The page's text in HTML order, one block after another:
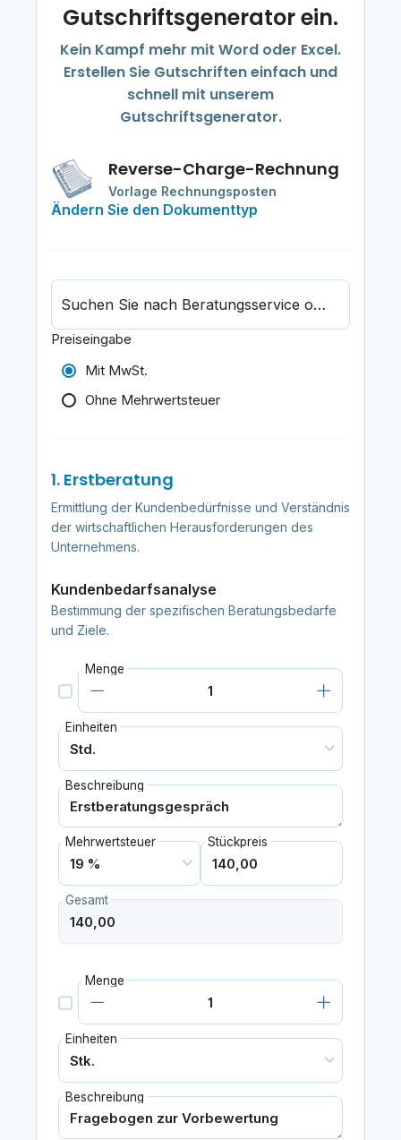
Gutschriftsgenerator ein.
Kein Kampf mehr mit Word oder Excel.
Erstellen Sie Gutschriften einfach und
schnell mit unserem
Gutschriftsgenerator.
Reverse-Charge-Rechnung
Vorlage Rechnungsposten
Ändern Sie den Dokumenttyp
Suchen Sie nach Beratungsservice oder Bericht
Preiseingabe
Mit MwSt.
Ohne Mehrwertsteuer
1. Erstberatung
Ermittlung der Kundenbedürfnisse und Verständnis
der wirtschaftlichen Herausforderungen des
Unternehmens.
Kundenbedarfsanalyse
Bestimmung der spezifischen Beratungsbedarfe
und Ziele.
Menge
Einheiten
Beschreibung
Mehrwertsteuer Stückpreis
Gesamt
Menge
Einheiten
Beschreibung